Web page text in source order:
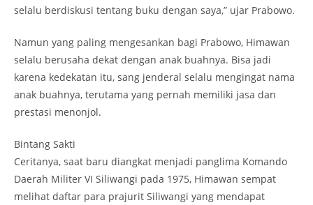
selalu berdiskusi tentang buku dengan saya,” ujar Prabowo.
Namun yang paling mengesankan bagi Prabowo, Himawan
selalu berusaha dekat dengan anak buahnya. Bisa jadi
karena kedekatan itu, sang jenderal selalu mengingat nama
anak buahnya, terutama yang pernah memiliki jasa dan
prestasi menonjol.
Bintang Sakti
Ceritanya, saat baru diangkat menjadi panglima Komando
Daerah Militer VI Siliwangi pada 1975, Himawan sempat
melihat daftar para prajurit Siliwangi yang mendapat